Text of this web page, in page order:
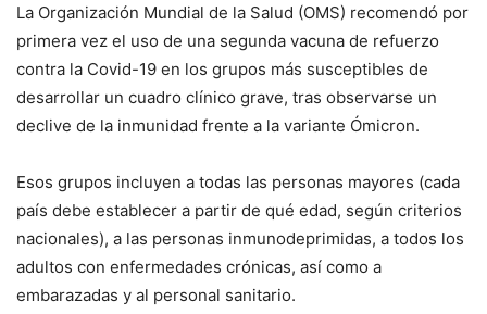
La Organización Mundial de la Salud (OMS) recomendó por
primera vez el uso de una segunda vacuna de refuerzo
contra la Covid-19 en los grupos más susceptibles de
desarrollar un cuadro clínico grave, tras observarse un
declive de la inmunidad frente a la variante Ómicron.
Esos grupos incluyen a todas las personas mayores (cada
país debe establecer a partir de qué edad, según criterios
nacionales), a las personas inmunodeprimidas, a todos los
adultos con enfermedades crónicas, así como a
embarazadas y al personal sanitario.